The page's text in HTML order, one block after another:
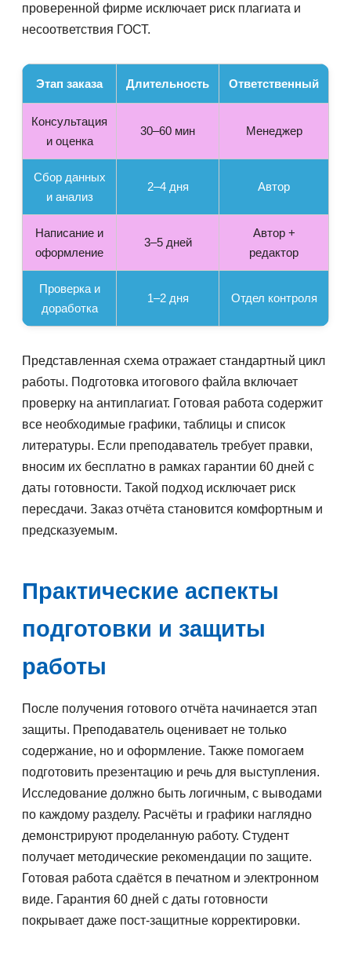
проверенной фирме исключает риск плагиата и
несоответствия ГОСТ.
Этап заказа Длительность Ответственный
Консультация
и оценка
30–60 мин Менеджер
Сбор данных
и анализ
2–4 дня Автор
Написание и
оформление
3–5 дней
Автор +
редактор
Проверка и
доработка
1–2 дня Отдел контроля
Представленная схема отражает стандартный цикл
работы. Подготовка итогового файла включает
проверку на антиплагиат. Готовая работа содержит
все необходимые графики, таблицы и список
литературы. Если преподаватель требует правки,
вносим их бесплатно в рамках гарантии 60 дней с
даты готовности. Такой подход исключает риск
пересдачи. Заказ отчёта становится комфортным и
предсказуемым.
Практические аспекты
подготовки и защиты
работы
После получения готового отчёта начинается этап
защиты. Преподаватель оценивает не только
содержание, но и оформление. Также помогаем
подготовить презентацию и речь для выступления.
Исследование должно быть логичным, с выводами
по каждому разделу. Расчёты и графики наглядно
демонстрируют проделанную работу. Студент
получает методические рекомендации по защите.
Готовая работа сдаётся в печатном и электронном
виде. Гарантия 60 дней с даты готовности
покрывает даже пост-защитные корректировки.